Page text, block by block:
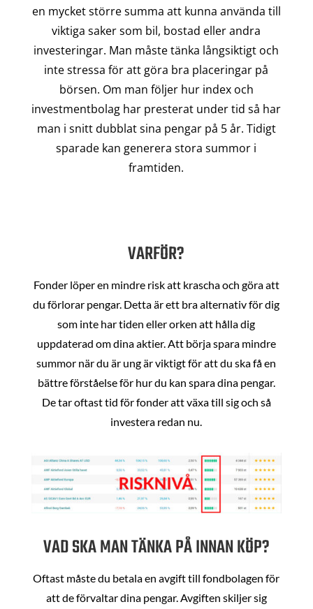
en mycket större summa att kunna använda till
viktiga saker som bil, bostad eller andra
investeringar. Man måste tänka långsiktigt och
inte stressa för att göra bra placeringar på
börsen. Om man följer hur index och
investmentbolag har presterat under tid så har
man i snitt dubblat sina pengar på 5 år. Tidigt
sparade kan generera stora summor i
framtiden.
VARFÖR?
Fonder löper en mindre risk att krascha och göra att
du förlorar pengar. Detta är ett bra alternativ för dig
som inte har tiden eller orken att hålla dig
uppdaterad om dina aktier. Att börja spara mindre
summor när du är ung är viktigt för att du ska få en
bättre förståelse för hur du kan spara dina pengar.
De tar oftast tid för fonder att växa till sig och så
investera redan nu.
VAD SKA MAN TÄNKA PÅ INNAN KÖP?
Oftast måste du betala en avgift till fondbolagen för
att de förvaltar dina pengar. Avgiften skiljer sig